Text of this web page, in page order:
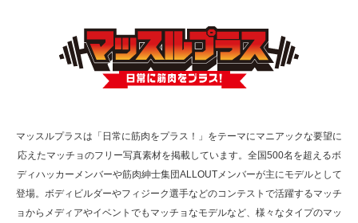
NHK「所さん！事件ですよ」に取材されまし
た（6/8放送）
マッスルプラスは「日常に筋肉をプラス！」をテーマにマニアックな要望に
応えたマッチョのフリー写真素材を掲載しています。全国500名を超えるボ
ディハッカーメンバーや筋肉紳士集団ALLOUTメンバーが主にモデルとして
登場。ボディビルダーやフィジーク選手などのコンテストで活躍するマッチ
ョからメディアやイベントでもマッチョなモデルなど、様々なタイプのマッ